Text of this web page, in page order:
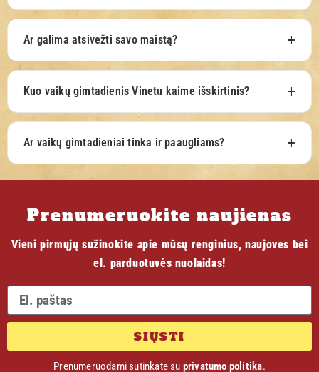
Ar galima atsivežti savo maistą?
Kuo vaikų gimtadienis Vinetu kaime išskirtinis?
Ar vaikų gimtadieniai tinka ir paaugliams?
Prenumeruokite naujienas
Vieni pirmųjų sužinokite apie mūsų renginius, naujoves bei
el. parduotuvės nuolaidas!
SIŲSTI
Prenumeruodami sutinkate su privatumo politika.